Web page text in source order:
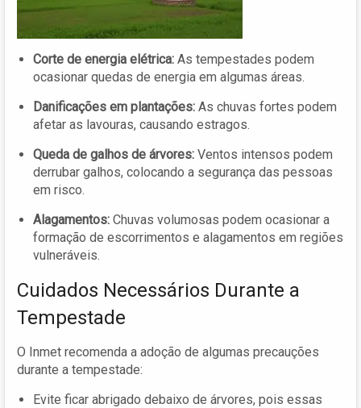
Corte de energia elétrica: As tempestades podem
ocasionar quedas de energia em algumas áreas.
Danificações em plantações: As chuvas fortes podem
afetar as lavouras, causando estragos.
Queda de galhos de árvores: Ventos intensos podem
derrubar galhos, colocando a segurança das pessoas
em risco.
Alagamentos: Chuvas volumosas podem ocasionar a
formação de escorrimentos e alagamentos em regiões
vulneráveis.
Cuidados Necessários Durante a
Tempestade
O Inmet recomenda a adoção de algumas precauções
durante a tempestade:
Evite ficar abrigado debaixo de árvores, pois essas